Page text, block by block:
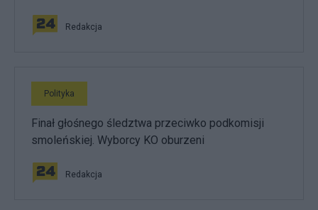
Redakcja
Polityka
Finał głośnego śledztwa przeciwko podkomisji
smoleńskiej. Wyborcy KO oburzeni
Redakcja